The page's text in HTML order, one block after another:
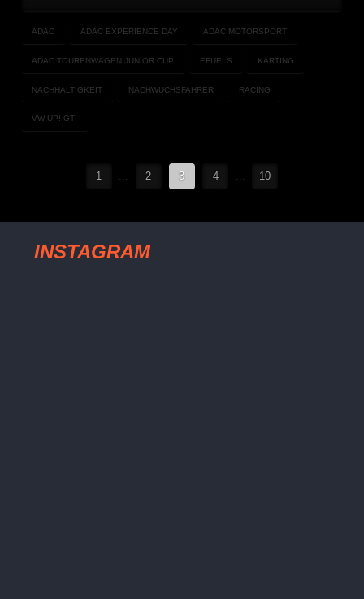
ADAC ADAC EXPERIENCE DAY ADAC MOTORSPORT
ADAC TOURENWAGEN JUNIOR CUP EFUELS KARTING
NACHHALTIGKEIT NACHWUCHSFAHRER RACING
VW UP! GTI
1 2 3 4 10
INSTAGRAM